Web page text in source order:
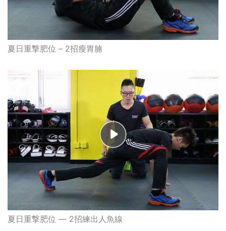
夏日重撃肥位 – 2招瘦胃腩
夏日重撃肥位 — 2招練出人魚線